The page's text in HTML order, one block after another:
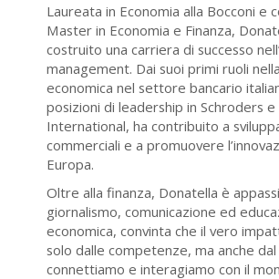
Laureata in Economia alla Bocconi e
Master in Economia e Finanza,
costruito una carriera di successo
management. Dai suoi primi ruoli
economica nel settore bancario
posizioni di leadership in Schroders e
International, ha contribuito a
commerciali e a promuovere
Europa.
Oltre alla finanza, Donatella è
giornalismo, comunicazione ed
economica, convinta che il vero
solo dalle competenze, ma anche
connettiamo e interagiamo con il